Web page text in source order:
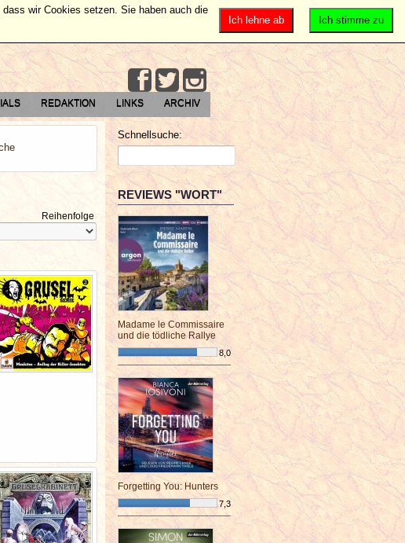
REDAKTION LINKS ARCHIV
Reihenfolge
Schnellsuche:
REVIEWS "WORT"
Madame le Commissaire
und die tödliche Rallye
8,0
¯¯¯¯¯¯¯¯¯¯¯¯¯¯¯¯¯¯¯¯¯¯¯¯
Forgetting You: Hunters
7,3
¯¯¯¯¯¯¯¯¯¯¯¯¯¯¯¯¯¯¯¯¯¯¯¯
Ich stimme zu
Ich lehne ab
wir Cookies setzen. Sie haben auch die